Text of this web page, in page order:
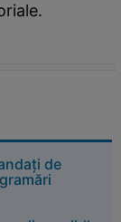
de